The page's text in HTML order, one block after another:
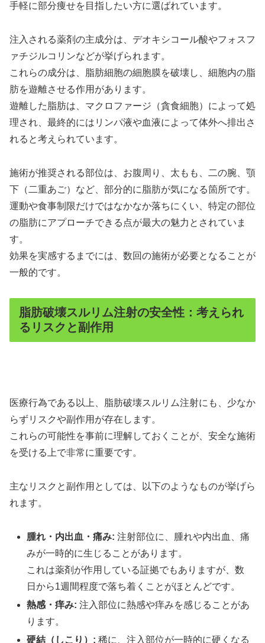
手軽に部分痩せを目指したい方に選ばれています。
注入される薬剤の主成分は、デオキシコール酸やフォスフ
ァチジルコリンなどが挙げられます。
これらの成分は、脂肪細胞の細胞膜を破壊し、細胞内の脂
肪を遊離させる作用があります。
遊離した脂肪は、マクロファージ（貪食細胞）によって処
理され、最終的にはリンパ液や血液によって体外へ排出さ
れると考えられています。
施術が推奨される部位は、お腹周り、太もも、二の腕、顎
下（二重あご）など、部分的に脂肪が気になる箇所です。
運動や食事制限だけではなかなか落ちにくい、特定の部位
の脂肪にアプローチできる点が最大の魅力とされていま
す。
効果を実感するまでには、数回の施術が必要となることが
一般的です。
脂肪破壊スルリム注射の安全性：考えられ
るリスクと副作用
医療行為である以上、脂肪破壊スルリム注射にも、少なか
らずリスクや副作用が存在します。
これらの可能性を事前に理解しておくことが、安全な施術
を受ける上で非常に重要です。
主なリスクと副作用としては、以下のようなものが挙げら
れます。
腫れ・内出血・痛み: 注射部位に、腫れや内出血、痛
みが一時的に生じることがあります。
これは薬剤が作用している証拠でもありますが、数
日から1週間程度で落ち着くことがほとんどです。
熱感・痒み: 注入部位に熱感や痒みを感じることがあ
ります。
硬結（しこり）: 稀に、注入部位が一時的に硬くなる